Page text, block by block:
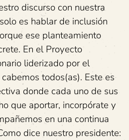
discurso con nuestra
es hablar de inclusión
ese planteamiento
En el Proyecto
liderizado por el
todos(as). Este es
donde cada uno de sus
que aportar, incorpórate y
en una continua
dice nuestro presidente: